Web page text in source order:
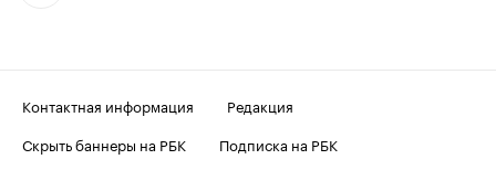
Контактная информация
Редакция
Скрыть баннеры на РБК
Подписка на РБК